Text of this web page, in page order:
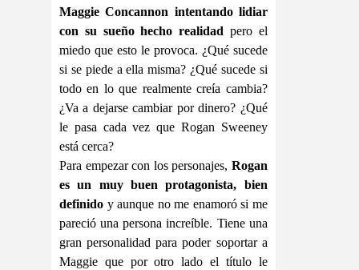
Maggie Concannon intentando lidiar
con su sueño hecho realidad pero el
miedo que esto le provoca. ¿Qué sucede
si se piede a ella misma? ¿Qué sucede si
todo en lo que realmente creía cambia?
¿Va a dejarse cambiar por dinero? ¿Qué
le pasa cada vez que Rogan Sweeney
está cerca?
Para empezar con los personajes, Rogan
es un muy buen protagonista, bien
definido y aunque no me enamoró si me
pareció una persona increíble. Tiene una
gran personalidad para poder soportar a
Maggie que por otro lado el título le